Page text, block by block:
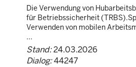
Die Verwendung von
für Betriebssicherheit
Verwenden von mobilen
...
Stand:24.03.2026
Dialog:44247